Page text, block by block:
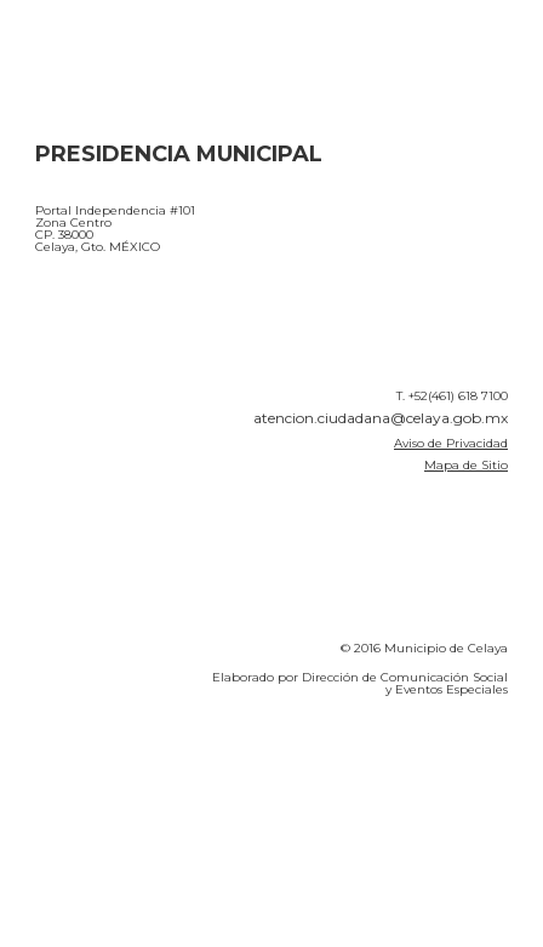
PRESIDENCIA MUNICIPAL
Portal Independencia #101
Zona Centro
CP. 38000
Celaya, Gto. MÉXICO
T. +52(461) 618 7100
atencion.ciudadana@celaya.gob.mx
Aviso de Privacidad
Mapa de Sitio
© 2016 Municipio de Celaya
Elaborado por Dirección de Comunicación Social
y Eventos Especiales